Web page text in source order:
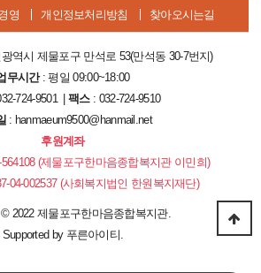
영 개인정보처리방침 찾아오시는길
역시 제물포구 만석로 53(만석동 30-7번지)
무시간: 평일 09:00~18:00
724-9501 |팩스: 032-724-9510
: hanmaeum9500@hanmail.net
후원계좌
564108 (제물포구한마음종합복지관 이민희)
04-002537 (사회복지법인 한원복지재단)
©2022 제물포구한마음종합복지관.
Supported by 푸른아이티.